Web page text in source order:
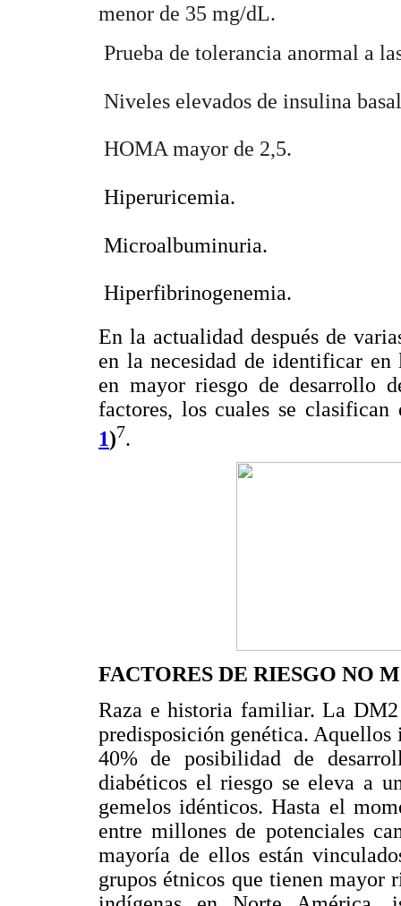
menor de 35 mg/dL.
 Prueba de tolerancia anormal a
 Niveles elevados de insulina
 HOMA mayor de 2,5.
 Hiperuricemia.
 Microalbuminuria.
 Hiperfibrinogenemia.
En la actualidad después de
en la necesidad de identificar
en mayor riesgo de desarrollo
factores, los cuales se
1)7.
FACTORES DE RIESGO NO
Raza e historia familiar. La
predisposición genética.
40% de posibilidad de
diabéticos el riesgo se eleva a
gemelos idénticos. Hasta el
entre millones de potenciales
mayoría de ellos están
grupos étnicos que tienen mayor